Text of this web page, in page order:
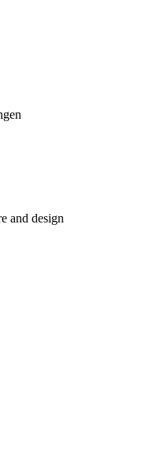
and design